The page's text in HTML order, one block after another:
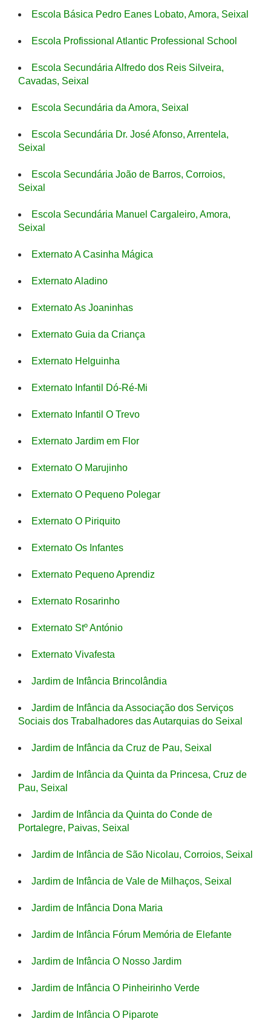
Escola Básica Pedro Eanes Lobato, Amora, Seixal
Escola Profissional Atlantic Professional School
Escola Secundária Alfredo dos Reis Silveira,
Cavadas, Seixal
Escola Secundária da Amora, Seixal
Escola Secundária Dr. José Afonso, Arrentela,
Seixal
Escola Secundária João de Barros, Corroios,
Seixal
Escola Secundária Manuel Cargaleiro, Amora,
Seixal
Externato A Casinha Mágica
Externato Aladino
Externato As Joaninhas
Externato Guia da Criança
Externato Helguinha
Externato Infantil Dó-Ré-Mi
Externato Infantil O Trevo
Externato Jardim em Flor
Externato O Marujinho
Externato O Pequeno Polegar
Externato O Piriquito
Externato Os Infantes
Externato Pequeno Aprendiz
Externato Rosarinho
Externato Stº António
Externato Vivafesta
Jardim de Infância Brincolândia
Jardim de Infância da Associação dos Serviços
Sociais dos Trabalhadores das Autarquias do Seixal
Jardim de Infância da Cruz de Pau, Seixal
Jardim de Infância da Quinta da Princesa, Cruz de
Pau, Seixal
Jardim de Infância da Quinta do Conde de
Portalegre, Paivas, Seixal
Jardim de Infância de São Nicolau, Corroios, Seixal
Jardim de Infância de Vale de Milhaços, Seixal
Jardim de Infância Dona Maria
Jardim de Infância Fórum Memória de Elefante
Jardim de Infância O Nosso Jardim
Jardim de Infância O Pinheirinho Verde
Jardim de Infância O Piparote